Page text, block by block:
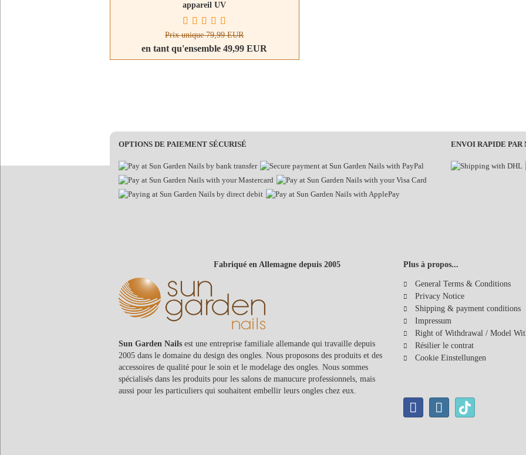
appareil UV
Prix unique 79,99 EUR
en tant qu'ensemble 49,99 EUR
OPTIONS DE PAIEMENT SÉCURISÉ ENVOI RAPIDE PAR
Fabriqué en Allemagne depuis 2005
Sun Garden Nails est une entreprise familiale allemande qui travaille depuis
2005 dans le domaine du design des ongles. Nous proposons des produits et des
accessoires de qualité pour le soin et le modelage des ongles. Nous sommes
spécialisés dans les produits pour les salons de manucure professionnels, mais
aussi pour les particuliers qui souhaitent embellir leurs ongles chez eux.
Plus à propos...
General Terms & Conditions
Privacy Notice
Shipping & payment conditions
Impressum
Right of Withdrawal / Model
Résilier le contrat
Cookie Einstellungen